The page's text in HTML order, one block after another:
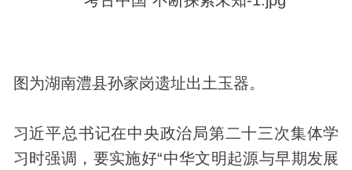
图为湖南澧县孙家岗遗址出土玉器。
习近平总书记在中央政治局第二十三次集体学
习时强调，要实施好“中华文明起源与早期发展